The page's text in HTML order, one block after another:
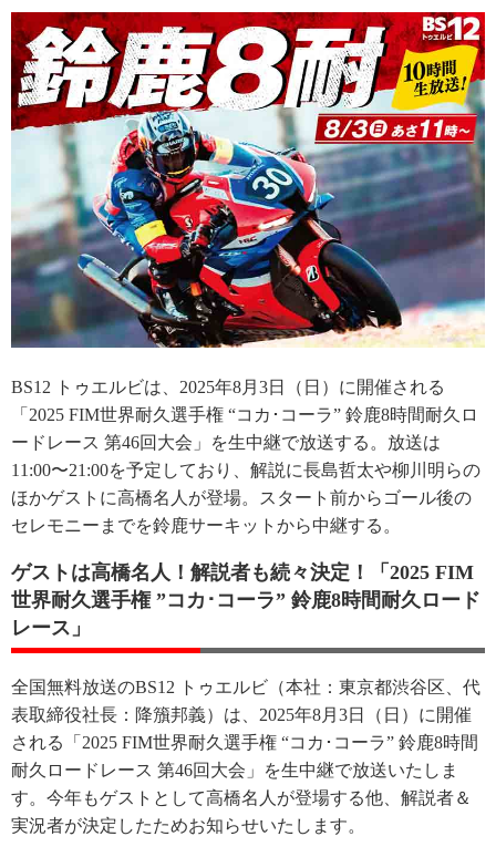
BS12 トゥエルビは、2025年8月3日（日）に開催される
「2025 FIM世界耐久選手権 “コカ･コーラ” 鈴鹿8時間耐久ロ
ードレース 第46回大会」を生中継で放送する。放送は
11:00〜21:00を予定しており、解説に長島哲太や柳川明らの
ほかゲストに高橋名人が登場。スタート前からゴール後の
セレモニーまでを鈴鹿サーキットから中継する。
ゲストは高橋名人！解説者も続々決定！「2025 FIM
世界耐久選手権 ”コカ･コーラ” 鈴鹿8時間耐久ロード
レース」
全国無料放送のBS12 トゥエルビ（本社：東京都渋谷区、代
表取締役社長：降籏邦義）は、2025年8月3日（日）に開催
される「2025 FIM世界耐久選手権 “コカ･コーラ” 鈴鹿8時間
耐久ロードレース 第46回大会」を生中継で放送いたしま
す。今年もゲストとして高橋名人が登場する他、解説者＆
実況者が決定したためお知らせいたします。